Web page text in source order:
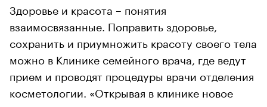
Здоровье и красота – понятия
взаимосвязанные. Поправить здоровье,
сохранить и приумножить красоту своего тела
можно в Клинике семейного врача, где ведут
прием и проводят процедуры врачи отделения
косметологии. «Открывая в клинике новое